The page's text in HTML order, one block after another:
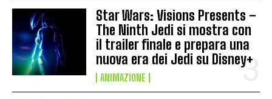
Star Wars: Visions Presents –
The Ninth Jedi si mostra con
il trailer finale e prepara una
nuova era dei Jedi su Disney+
ANIMAZIONE